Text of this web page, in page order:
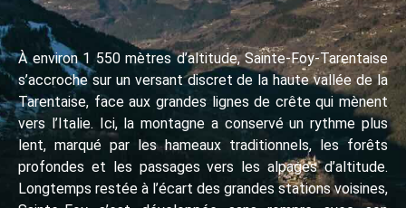
À environ 1 550 mètres d’altitude, Sainte-Foy-Tarentaise
s’accroche sur un versant discret de la haute vallée de la
Tarentaise, face aux grandes lignes de crête qui mènent
vers l’Italie. Ici, la montagne a conservé un rythme plus
lent, marqué par les hameaux traditionnels, les forêts
profondes et les passages vers les alpages d’altitude.
Longtemps restée à l’écart des grandes stations voisines,